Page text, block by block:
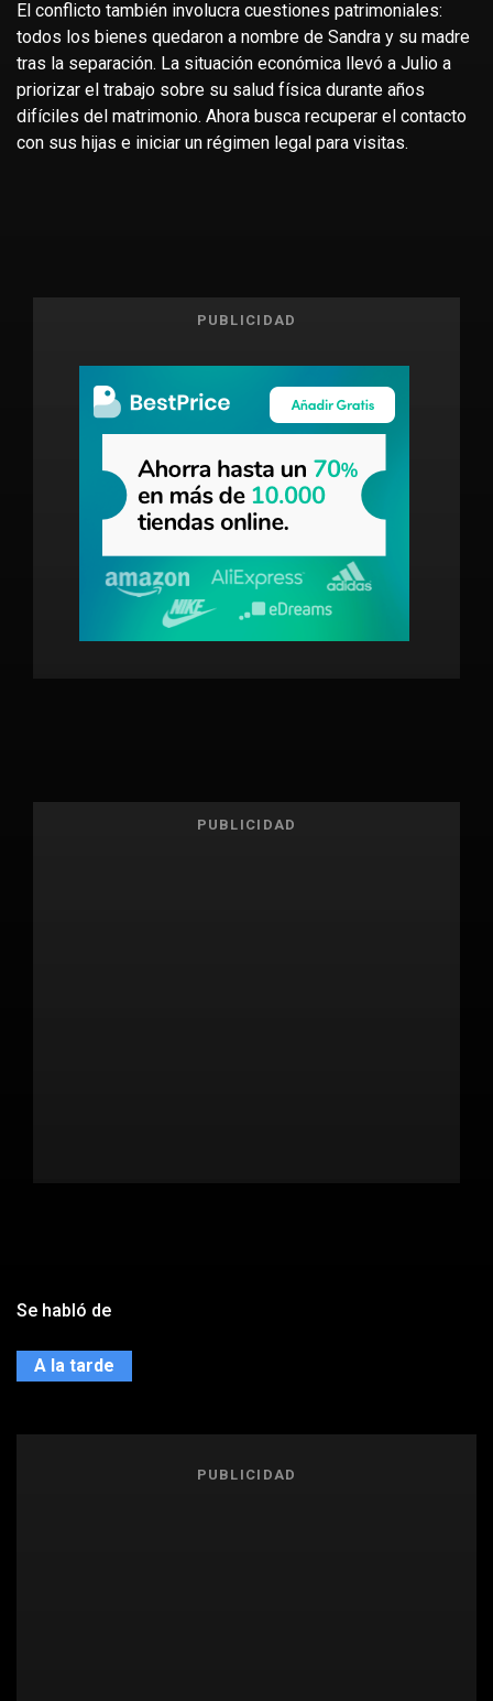
El conflicto también involucra cuestiones patrimoniales:
todos los bienes quedaron a nombre de Sandra y su madre
tras la separación. La situación económica llevó a Julio a
priorizar el trabajo sobre su salud física durante años
difíciles del matrimonio. Ahora busca recuperar el contacto
con sus hijas e iniciar un régimen legal para visitas.
PUBLICIDAD
PUBLICIDAD
Se habló de
A la tarde
PUBLICIDAD